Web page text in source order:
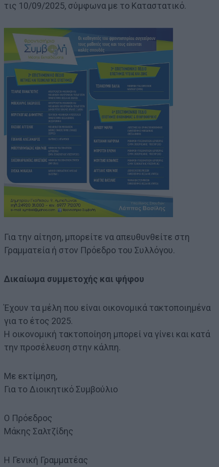
τις 10/09/2025, σύμφωνα με το Καταστατικό.
Για την αίτηση, μπορείτε να απευθυνθείτε στη
Γραμματεία ή στον Πρόεδρο του Συλλόγου.
Δικαίωμα συμμετοχής και ψήφου
Έχουν τα μέλη που είναι οικονομικά τακτοποιημένα
για το έτος 2025.
Η οικονομική τακτοποίηση μπορεί να γίνει και κατά
την προσέλευση στην κάλπη.
Με εκτίμηση,
Για το Διοικητικό Συμβούλιο
Ο Πρόεδρος
Μάκης Σαλτζίδης
Η Γενική Γραμματέας